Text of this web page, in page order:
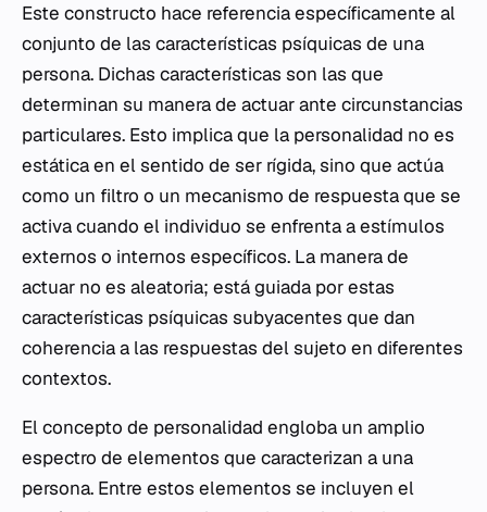
Este constructo hace referencia específicamente al
conjunto de las características psíquicas de una
persona. Dichas características son las que
determinan su manera de actuar ante circunstancias
particulares. Esto implica que la personalidad no es
estática en el sentido de ser rígida, sino que actúa
como un filtro o un mecanismo de respuesta que se
activa cuando el individuo se enfrenta a estímulos
externos o internos específicos. La manera de
actuar no es aleatoria; está guiada por estas
características psíquicas subyacentes que dan
coherencia a las respuestas del sujeto en diferentes
contextos.
El concepto de personalidad engloba un amplio
espectro de elementos que caracterizan a una
persona. Entre estos elementos se incluyen el